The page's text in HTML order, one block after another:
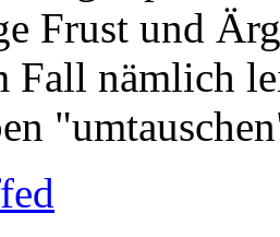
Frust und
Fall nämlich